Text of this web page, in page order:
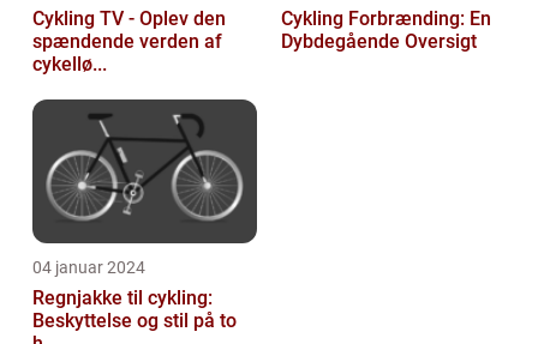
Cykling TV - Oplev den
spændende verden af
cykellø...
Cykling Forbrænding: En
Dybdegående Oversigt
04 januar 2024
Regnjakke til cykling:
Beskyttelse og stil på to